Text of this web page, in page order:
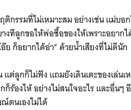
กรรมที่ไม่เหมาะสม อย่างเช่น แม่บ
งทีลูกขอให้พ่อซื้อของให้เพราะอยา
ย ก็อยากได้อ่า” ด้วยน้ำเสียงที่ไม่ดีนัก
ต่ลูกก็ไม่ฟัง แถมยังเดินเตะของเล่นเ
ก็ร้องไห้ อย่างไม่สนใจอะไร และอื่
ตนเองไม่ได้